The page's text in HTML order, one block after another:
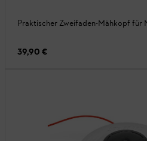
Praktischer Zweifaden-Mähkopf für
39,90 €